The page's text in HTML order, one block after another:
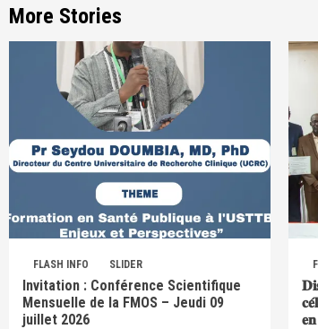
More Stories
FLASH INFO SLIDER
Invitation : Conférence Scientifique
Mensuelle de la FMOS – Jeudi 09
juillet 2026